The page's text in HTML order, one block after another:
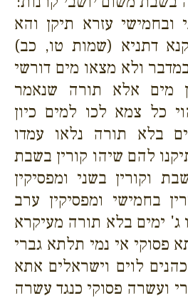
ובחמישי עזרא תיקן והא
דתניא (שמות טו, כב)
ולא מצאו מים דורשי
מים אלא תורה שנאמר
כל צמא לכו למים כיון
בלא תורה נלאו עמדו
להם שיהו קורין בשבת
וקורין בשני ומפסיקין
בחמישי ומפסיקין ערב
ג' ימים בלא תורה מעיקרא
פסוקי אי נמי תלתא גברי
לוים וישראלים אתא
ועשרה פסוקי כנגד עשרה